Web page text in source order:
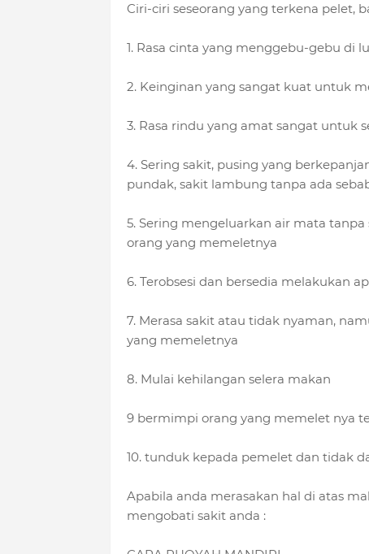
Ciri-ciri seseorang yang terkena pelet,
1. Rasa cinta yang menggebu-gebu di
2. Keinginan yang sangat kuat untuk
3. Rasa rindu yang amat sangat untuk
4. Sering sakit, pusing yang
pundak, sakit lambung tanpa ada
5. Sering mengeluarkan air mata
orang yang memeletnya
6. Terobsesi dan bersedia melakukan
7. Merasa sakit atau tidak nyaman,
yang memeletnya
8. Mulai kehilangan selera makan
9 bermimpi orang yang memelet nya
10. tunduk kepada pemelet dan tidak
Apabila anda merasakan hal di atas
mengobati sakit anda :